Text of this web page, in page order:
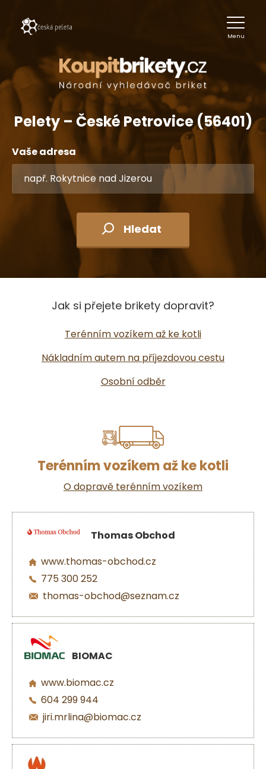
Menu
Pelety – České Petrovice (56401)
Vaše adresa
Hledat
Jak si přejete brikety dopravit?
Terénním vozíkem až ke kotli
Nákladním autem na příjezdovou cestu
Osobní odběr
Terénním vozíkem až ke kotli
O dopravě terénním vozíkem
Thomas Obchod
www.thomas-obchod.cz
775 300 252
thomas-obchod@seznam.cz
BIOMAC
www.biomac.cz
604 299 944
jiri.mrlina@biomac.cz